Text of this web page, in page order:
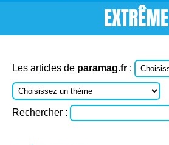
EXTRÊME
Les articles de paramag.fr :
Rechercher :